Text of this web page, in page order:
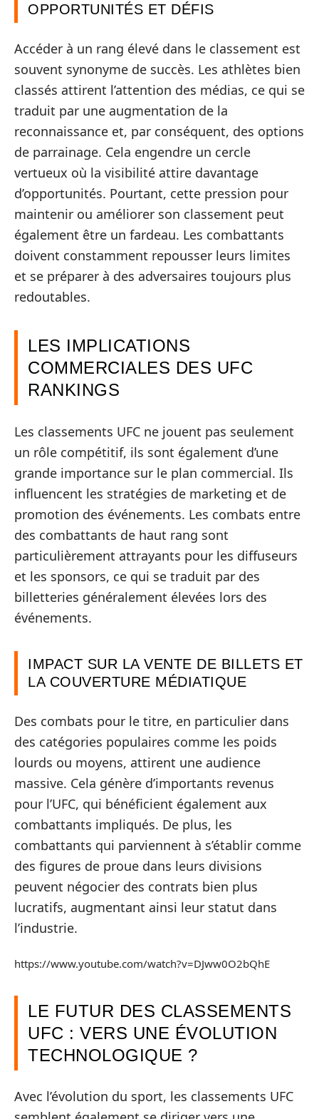
OPPORTUNITÉS ET DÉFIS
Accéder à un rang élevé dans le classement est
souvent synonyme de succès. Les athlètes bien
classés attirent l’attention des médias, ce qui se
traduit par une augmentation de la
reconnaissance et, par conséquent, des options
de parrainage. Cela engendre un cercle
vertueux où la visibilité attire davantage
d’opportunités. Pourtant, cette pression pour
maintenir ou améliorer son classement peut
également être un fardeau. Les combattants
doivent constamment repousser leurs limites
et se préparer à des adversaires toujours plus
redoutables.
LES IMPLICATIONS
COMMERCIALES DES UFC
RANKINGS
Les classements UFC ne jouent pas seulement
un rôle compétitif, ils sont également d’une
grande importance sur le plan commercial. Ils
influencent les stratégies de marketing et de
promotion des événements. Les combats entre
des combattants de haut rang sont
particulièrement attrayants pour les diffuseurs
et les sponsors, ce qui se traduit par des
billetteries généralement élevées lors des
événements.
IMPACT SUR LA VENTE DE BILLETS ET
LA COUVERTURE MÉDIATIQUE
Des combats pour le titre, en particulier dans
des catégories populaires comme les poids
lourds ou moyens, attirent une audience
massive. Cela génère d’importants revenus
pour l’UFC, qui bénéficient également aux
combattants impliqués. De plus, les
combattants qui parviennent à s’établir comme
des figures de proue dans leurs divisions
peuvent négocier des contrats bien plus
lucratifs, augmentant ainsi leur statut dans
l’industrie.
https://www.youtube.com/watch?v=DJww0O2bQhE
LE FUTUR DES CLASSEMENTS
UFC : VERS UNE ÉVOLUTION
TECHNOLOGIQUE ?
Avec l’évolution du sport, les classements UFC